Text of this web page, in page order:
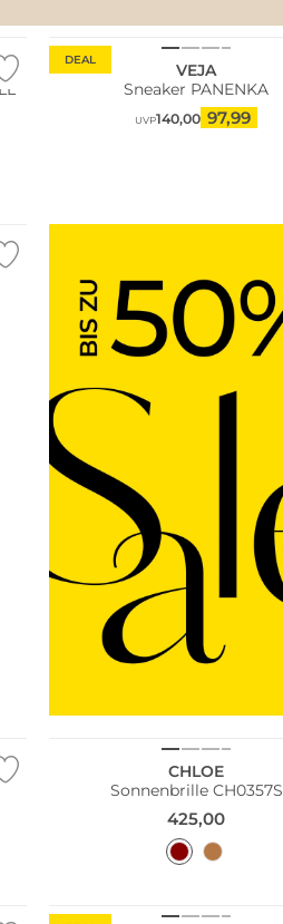
DEAL
VEJA
Sneaker PANENKA
UVP140,00 97,99
Nachhaltig
CHLOE
Sonnenbrille CH0357S
425,00